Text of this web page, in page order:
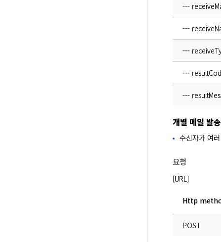
---
---
---
---
---
개별 메일 발송
수신자가 여
요청
[URL]
Http
POST